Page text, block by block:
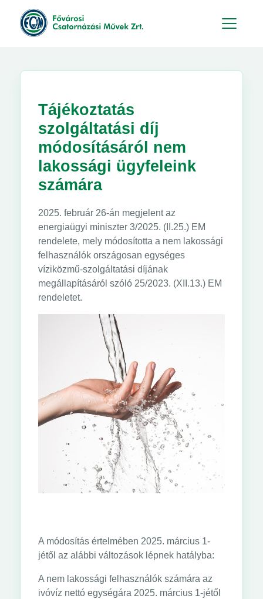
Tájékoztatás
szolgáltatási díj
módosításáról nem
lakossági ügyfeleink
számára
2025. február 26-án megjelent az
energiaügyi miniszter 3/2025. (II.25.) EM
rendelete, mely módosította a nem lakossági
felhasználók országosan egységes
víziközmű-szolgáltatási díjának
megállapításáról szóló 25/2023. (XII.13.) EM
rendeletet.
A módosítás értelmében 2025. március 1-
jétől az alábbi változások lépnek hatályba:
A nem lakossági felhasználók számára az
ivóvíz nettó egységára 2025. március 1-jétől